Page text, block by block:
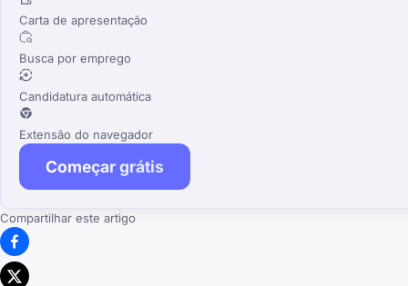
Carta de apresentação
Busca por emprego
Candidatura automática
Extensão do navegador
Começar grátis
Compartilhar este artigo